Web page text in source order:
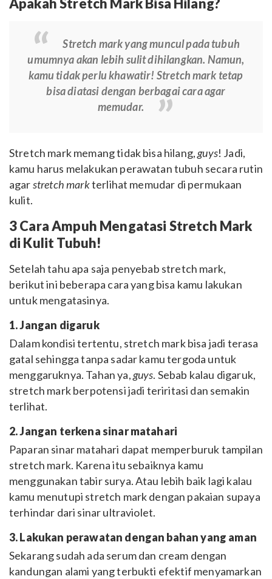
Stretch mark yang muncul pada tubuh
umumnya akan lebih sulit dihilangkan. Namun,
kamu tidak perlu khawatir! Stretch mark tetap
bisa diatasi dengan berbagai cara agar
memudar.
Stretch mark memang tidak bisa hilang,guys! Jadi,
kamu harus melakukan perawatan tubuh secara rutin
agarstretch markterlihat memudar di permukaan
kulit.
3 Cara Ampuh Mengatasi Stretch Mark
di Kulit Tubuh!
Setelah tahu apa saja penyebab stretch mark,
berikut ini beberapa cara yang bisa kamu lakukan
untuk mengatasinya.
1. Jangan digaruk
Dalam kondisi tertentu, stretch mark bisa jadi terasa
gatal sehingga tanpa sadar kamu tergoda untuk
menggaruknya. Tahan ya,guys. Sebab kalau digaruk,
stretch mark berpotensi jadi teriritasi dan semakin
terlihat.
2. Jangan terkena sinar matahari
Paparan sinar matahari dapat memperburuk tampilan
stretch mark. Karena itu sebaiknya kamu
menggunakan tabir surya. Atau lebih baik lagi kalau
kamu menutupi stretch mark dengan pakaian supaya
terhindar dari sinar ultraviolet.
3. Lakukan perawatan dengan bahan yang aman
Sekarang sudah ada serum dan cream dengan
kandungan alami yang terbukti efektif menyamarkan